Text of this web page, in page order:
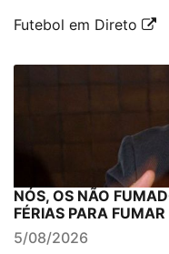
Futebol em Direto
NÓS, OS NÃO
FÉRIAS PARA FUMAR
5/08/2026